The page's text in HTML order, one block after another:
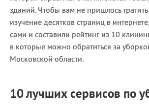
зданий. Чтобы вам не пришлось
изучение десятков страниц в
сами и составили рейтинг из 10
в которые можно обратиться за
Московской области.
10 лучших сервисов по